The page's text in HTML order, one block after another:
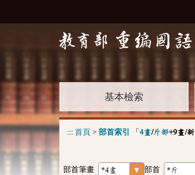
基本檢索
::: 首頁 > 部首索引 「 4畫/斤部+9畫/新
部首筆畫 部首